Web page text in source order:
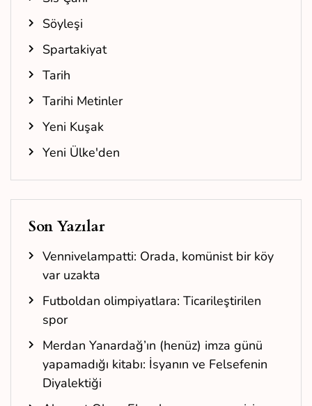
Söyleşi
Spartakiyat
Tarih
Tarihi Metinler
Yeni Kuşak
Yeni Ülke'den
Son Yazılar
Vennivelampatti: Orada, komünist bir köy
var uzakta
Futboldan olimpiyatlara: Ticarileştirilen
spor
Merdan Yanardağ’ın (henüz) imza günü
yapamadığı kitabı: İsyanın ve Felsefenin
Diyalektiği